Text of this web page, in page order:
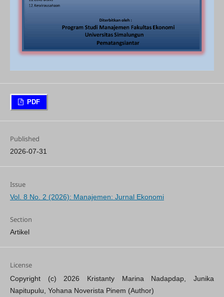
PDF
Published
2026-07-31
Issue
Vol. 8 No. 2 (2026): Manajemen: Jurnal Ekonomi
Section
Artikel
License
Copyright (c) 2026 Kristanty Marina Nadapdap, Junika
Napitupulu, Yohana Noverista Pinem (Author)